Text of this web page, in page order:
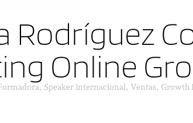
Rodríguez
Online
Speaker internacional, Ventas, Growth